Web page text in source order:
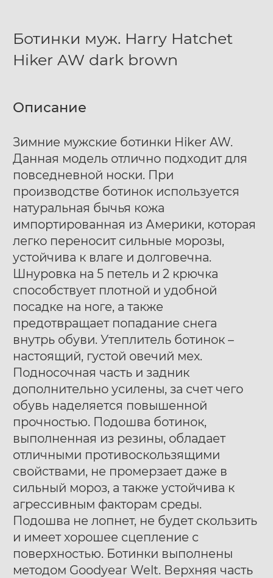
Ботинки муж. Harry Hatchet
Hiker AW dark brown
Описание
Зимние мужские ботинки Hiker AW.
Данная модель отлично подходит для
повседневной носки. При
производстве ботинок используется
натуральная бычья кожа
импортированная из Америки, которая
легко переносит сильные морозы,
устойчива к влаге и долговечна.
Шнуровка на 5 петель и 2 крючка
способствует плотной и удобной
посадке на ноге, а также
предотвращает попадание снега
внутрь обуви. Утеплитель ботинок –
настоящий, густой овечий мех.
Подносочная часть и задник
дополнительно усилены, за счет чего
обувь наделяется повышенной
прочностью. Подошва ботинок,
выполненная из резины, обладает
отличными противоскользящими
свойствами, не промерзает даже в
сильный мороз, а также устойчива к
агрессивным факторам среды.
Подошва не лопнет, не будет скользить
и имеет хорошее сцепление с
поверхностью. Ботинки выполнены
методом Goodyear Welt. Верхняя часть